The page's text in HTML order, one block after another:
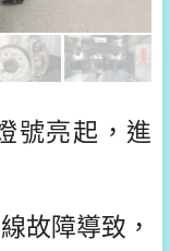
號亮起，進
故障導致，